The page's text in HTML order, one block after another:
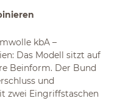
kbA –
Das Modell sitzt auf
Beinform. Der Bund
und
zwei Eingriffstaschen